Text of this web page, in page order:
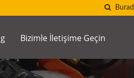
Bizimle İletişime Geçin